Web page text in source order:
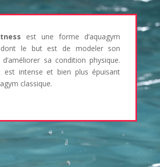
est une forme d’aquagym
le but est de modeler son
sa condition physique.
est intense et bien plus épuisant
classique.